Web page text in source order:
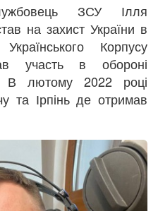
ЗСУ Ілля
на захист України в
Корпусу
участь в обороні
В лютому 2022 році
та Ірпінь де отримав